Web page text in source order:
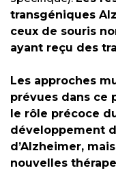
transgéniques
ceux de souris
ayant reçu des
Les approches
prévues dans ce
le rôle précoce
développement
d’Alzheimer,
nouvelles